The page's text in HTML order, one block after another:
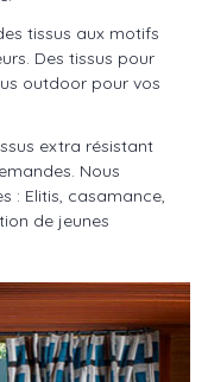
tissus aux motifs
Des tissus pour
outdoor pour vos
extra résistant
Nous
: Elitis, casamance,
de jeunes